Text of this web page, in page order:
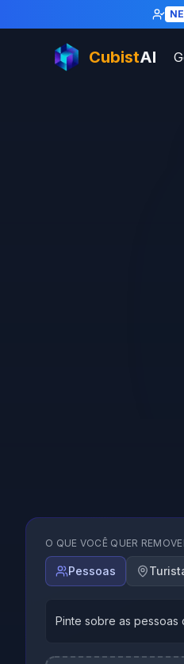
CubistAI
O QUE VOCÊ QUER
Pessoas
Pinte sobre as pessoas